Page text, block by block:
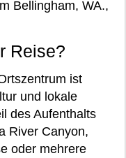
Bellingham, WA.,
Reise?
ist
und lokale
des Aufenthalts
River Canyon,
oder mehrere